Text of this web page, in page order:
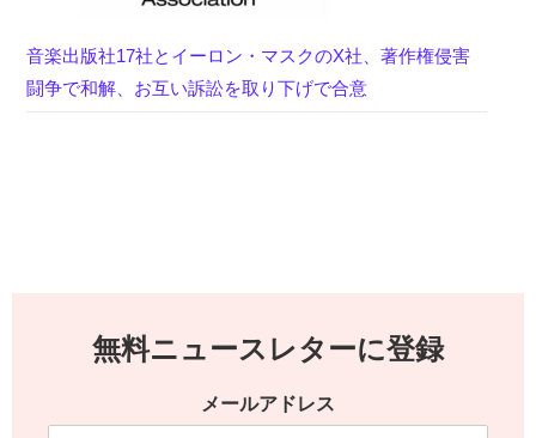
音楽出版社17社とイーロン・マスクのX社、著作権侵害
闘争で和解、お互い訴訟を取り下げで合意
無料ニュースレターに登録
メールアドレス